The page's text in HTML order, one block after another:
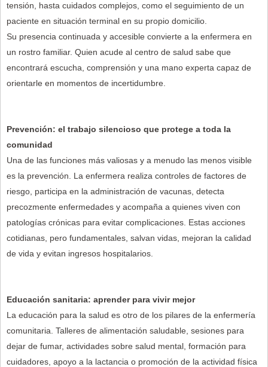
tensión, hasta cuidados complejos, como el seguimiento de un
paciente en situación terminal en su propio domicilio.
Su presencia continuada y accesible convierte a la enfermera en
un rostro familiar. Quien acude al centro de salud sabe que
encontrará escucha, comprensión y una mano experta capaz de
orientarle en momentos de incertidumbre.
Prevención: el trabajo silencioso que protege a toda la
comunidad
Una de las funciones más valiosas y a menudo las menos visible
es la prevención. La enfermera realiza controles de factores de
riesgo, participa en la administración de vacunas, detecta
precozmente enfermedades y acompaña a quienes viven con
patologías crónicas para evitar complicaciones. Estas acciones
cotidianas, pero fundamentales, salvan vidas, mejoran la calidad
de vida y evitan ingresos hospitalarios.
Educación sanitaria: aprender para vivir mejor
La educación para la salud es otro de los pilares de la enfermería
comunitaria. Talleres de alimentación saludable, sesiones para
dejar de fumar, actividades sobre salud mental, formación para
cuidadores, apoyo a la lactancia o promoción de la actividad física